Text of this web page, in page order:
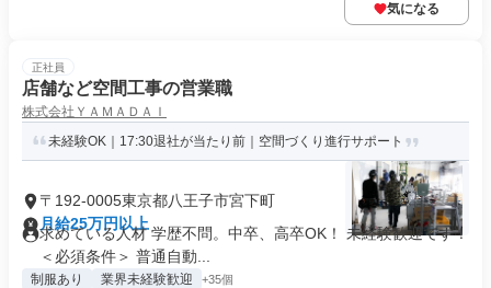
気になる
正社員
店舗など空間工事の営業職
株式会社ＹＡＭＡＤＡＩ
未経験OK｜17:30退社が当たり前｜空間づくり進行サポート
〒192-0005東京都八王子市宮下町
月給25万円以上
求めている人材 学歴不問。中卒、高卒OK！ 未経験歓迎です！
＜必須条件＞ 普通自動...
制服あり 業界未経験歓迎 +35個